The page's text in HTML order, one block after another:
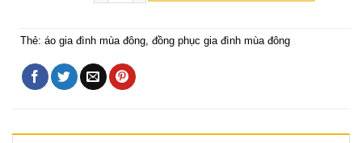
Thẻ: áo gia đình mùa đông đồng phục gia đình mùa đông